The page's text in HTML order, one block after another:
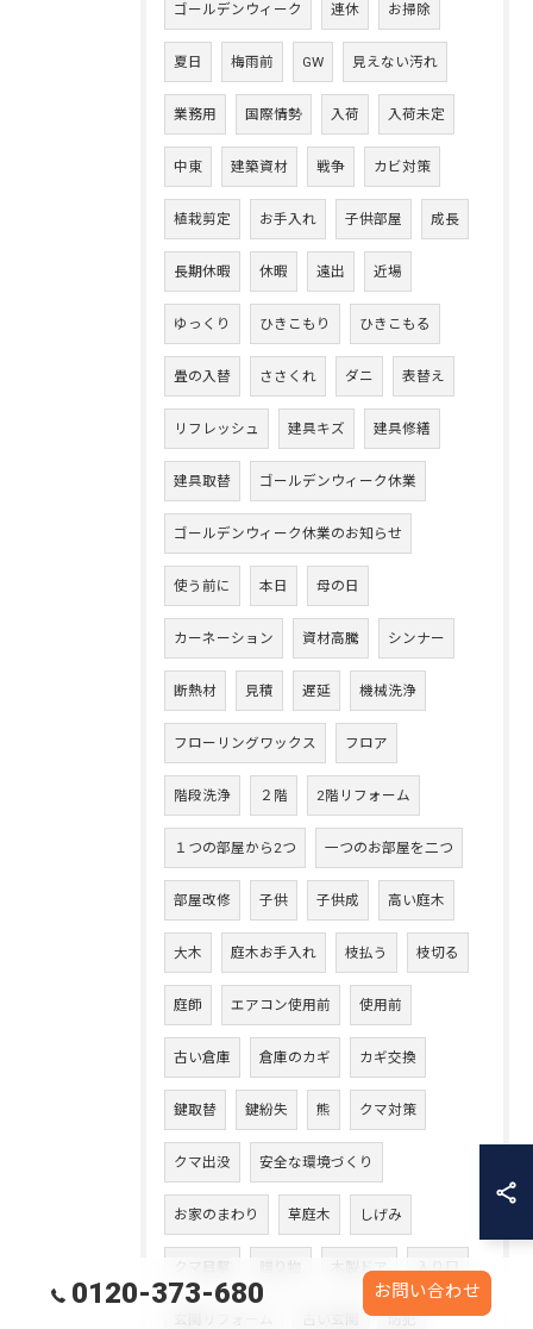
ゴールデンウィーク 連休 お掃除
夏日 梅雨前 GW 見えない汚れ
業務用 国際情勢 入荷 入荷未定
中東 建築資材 戦争 カビ対策
植栽剪定 お手入れ 子供部屋 成長
長期休暇 休暇 遠出 近場
ゆっくり ひきこもり ひきこもる
畳の入替 ささくれ ダニ 表替え
リフレッシュ 建具キズ 建具修繕
建具取替 ゴールデンウィーク休業
ゴールデンウィーク休業のお知らせ
使う前に 本日 母の日
カーネーション 資材高騰 シンナー
断熱材 見積 遅延 機械洗浄
フローリングワックス フロア
階段洗浄 ２階 2階リフォーム
１つの部屋から2つ 一つのお部屋を二つ
部屋改修 子供 子供成 高い庭木
大木 庭木お手入れ 枝払う 枝切る
庭師 エアコン使用前 使用前
古い倉庫 倉庫のカギ カギ交換
鍵取替 鍵紛失 熊 クマ対策
クマ出没 安全な環境づくり
お家のまわり 草庭木 しげみ
木製ドア 入り口
防犯
0120-373-680 お問い合わせ